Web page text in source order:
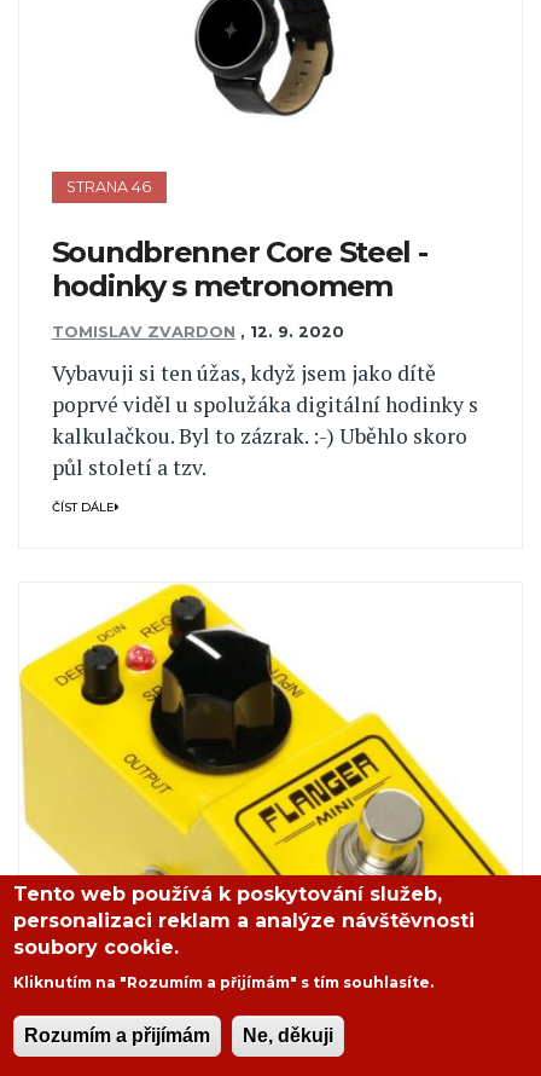
STRANA 46
Soundbrenner Core Steel -
hodinky s metronomem
TOMISLAV ZVARDON , 12. 9. 2020
Vybavuji si ten úžas, když jsem jako dítě
poprvé viděl u spolužáka digitální hodinky s
kalkulačkou. Byl to zázrak. :-) Uběhlo skoro
půl století a tzv.
ČÍST DÁLE
Tento web používá k poskytování služeb,
personalizaci reklam a analýze návštěvnosti
soubory cookie.
Kliknutím na "Rozumím a přijímám" s tím souhlasíte.
Rozumím a přijímám Ne, děkuji